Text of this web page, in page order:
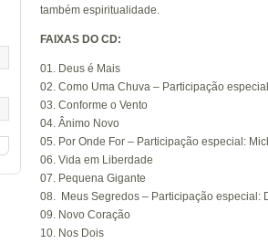
também espiritualidade.
FAIXAS DO CD:
01. Deus é Mais
02. Como Uma Chuva – Participação
03. Conforme o Vento
04. Ânimo Novo
05. Por Onde For – Participação especial:
06. Vida em Liberdade
07. Pequena Gigante
08. Meus Segredos – Participação especial:
09. Novo Coração
10. Nos Dois